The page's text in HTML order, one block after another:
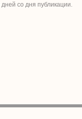
дней со дня публикации.